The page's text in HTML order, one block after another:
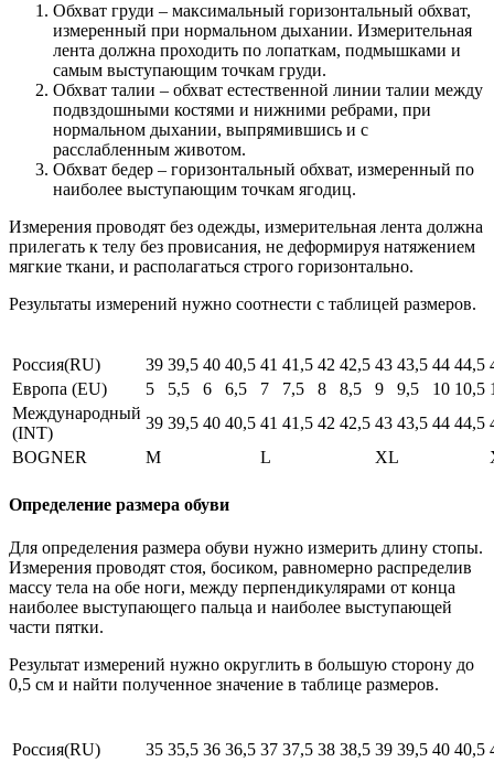
Обхват груди – максимальный горизонтальный обхват,
измеренный при нормальном дыхании. Измерительная
лента должна проходить по лопаткам, подмышками и
самым выступающим точкам груди.
Обхват талии – обхват естественной линии талии между
подвздошными костями и нижними ребрами, при
нормальном дыхании, выпрямившись и с
расслабленным животом.
Обхват бедер – горизонтальный обхват, измеренный по
наиболее выступающим точкам ягодиц.
Измерения проводят без одежды, измерительная лента должна
прилегать к телу без провисания, не деформируя натяжением
мягкие ткани, и располагаться строго горизонтально.
Результаты измерений нужно соотнести с таблицей размеров.
Россия(RU) 39 39,5 40 40,5 41 41,5 42 42,5 43 43,5 44 44,5
Европа (EU)
5 5,5 6 6,5 7 7,5 8 8,5 9 9,5 10 10,5
Международный
(INT)
39 39,5 40 40,5 41 41,5 42 42,5 43 43,5 44 44,5
BOGNER
M L XL
Определение размера обуви
Для определения размера обуви нужно измерить длину стопы.
Измерения проводят стоя, босиком, равномерно распределив
массу тела на обе ноги, между перпендикулярами от конца
наиболее выступающего пальца и наиболее выступающей
части пятки.
Результат измерений нужно округлить в большую сторону до
0,5 см и найти полученное значение в таблице размеров.
Россия(RU) 35 35,5 36 36,5 37 37,5 38 38,5 39 39,5 40 40,5